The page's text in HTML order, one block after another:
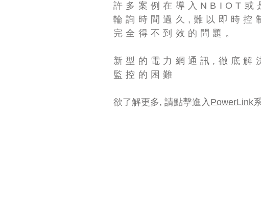
許多案例在導入NBIOT或
輪詢時間過久,難以即時控
完全得不到效的問題。
新型的電力網通訊,徹底解
監控的困難
欲了解更多, 請點擊進入 PowerLink